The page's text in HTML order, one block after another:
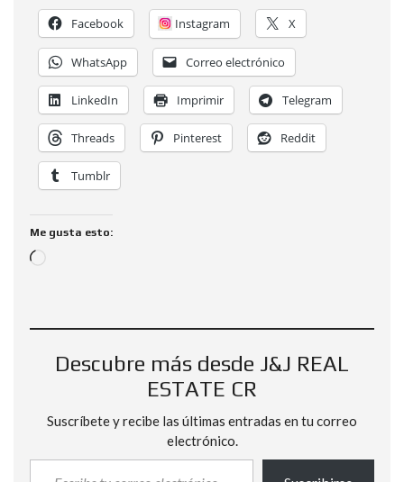
Facebook Instagram X
WhatsApp Correo electrónico
LinkedIn Imprimir Telegram
Threads Pinterest Reddit
Tumblr
Me gusta esto:
Descubre más desde J&J REAL
ESTATE CR
Suscríbete y recibe las últimas entradas en tu correo
electrónico.